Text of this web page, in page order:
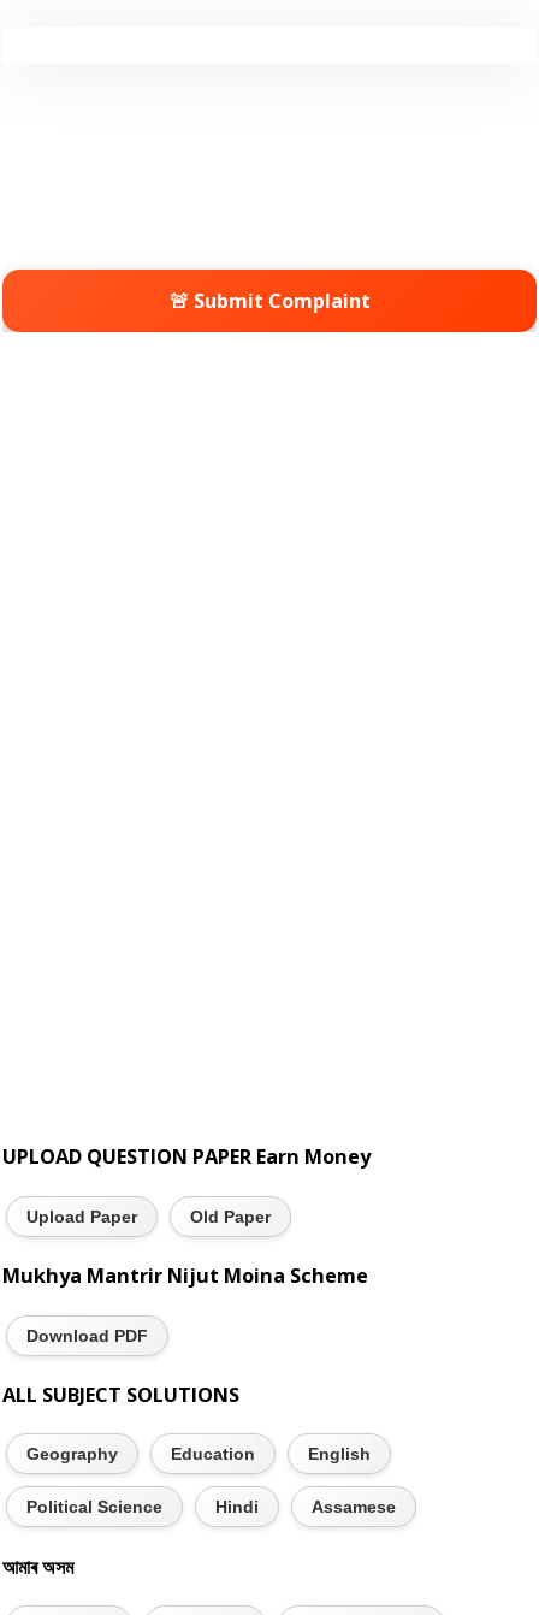
🚨 Submit Complaint
UPLOAD QUESTION PAPER Earn Money
Upload Paper Old Paper
Mukhya Mantrir Nijut Moina Scheme
Download PDF
ALL SUBJECT SOLUTIONS
Geography Education English
Political Science Hindi Assamese
আমাৰ অসম